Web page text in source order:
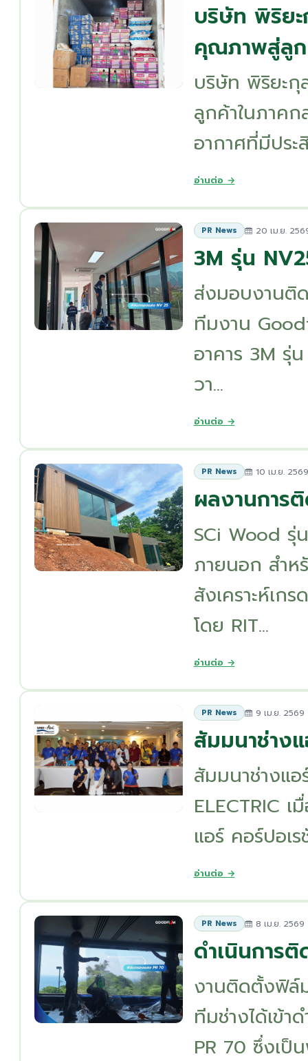
บริษัท พิริย
คุณภาพสู่ลูก
บริษัท พิริยะ
ลูกค้าในภาค
อากาศที่มีประ
อ่านต่อ →
PR News 20 เม.ย.
3M รุ่น
ส่งมอบงานติ
ทีมงาน
อาคาร 3M รุ่
วา...
อ่านต่อ →
PR News 10 เม.ย. 2569
ผลงานการ
SCi Wood รุ่
ภายนอก สำห
สังเคราะห์เ
โดย RIT...
อ่านต่อ →
PR News 9 เม.ย. 2569
สัมมนาช่าง
สัมมนาช่างแ
ELECTRIC
แอร์ คอร์ปอเ
อ่านต่อ →
PR News 8 เม.ย. 2569
ดำเนินการ
งานติดตั้งฟิล์
ทีมช่างได้เข้
PR 70 ซึ่งเป็